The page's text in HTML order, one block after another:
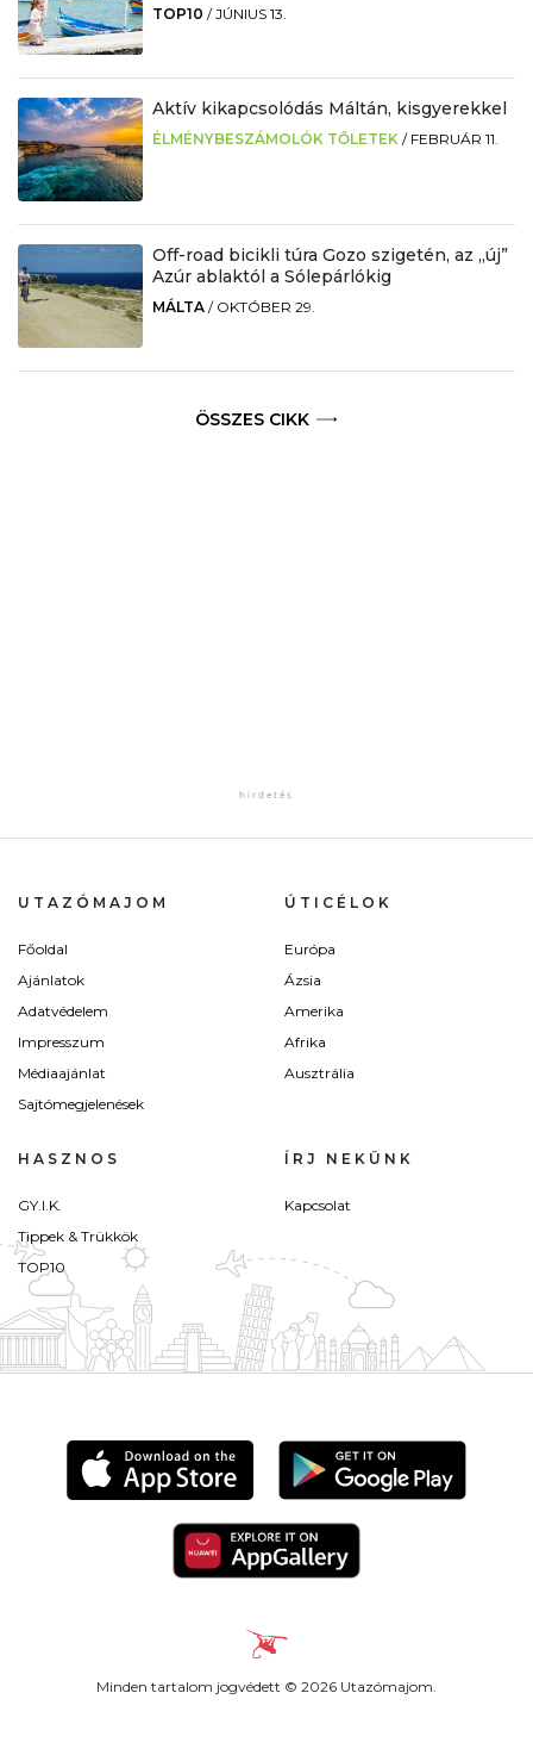
TOP10 /JÚNIUS 13.
Aktív kikapcsolódás Máltán, kisgyerekkel
ÉLMÉNYBESZÁMOLÓK TŐLETEK / FEBRUÁR 11.
Off-road bicikli túra Gozo szigetén, az „új”
Azúr ablaktól a Sólepárlókig
MÁLTA / OKTÓBER 29.
ÖSSZES CIKK
UTAZÓMAJOM
Főoldal
Ajánlatok
Adatvédelem
Impresszum
Médiaajánlat
Sajtómegjelenések
ÚTICÉLOK
Európa
Ázsia
Amerika
Afrika
Ausztrália
HASZNOS
GY.I.K.
Tippek & Trükkök
TOP10
ÍRJ NEKÜNK
Kapcsolat
Minden tartalom jogvédett © 2026 Utazómajom.